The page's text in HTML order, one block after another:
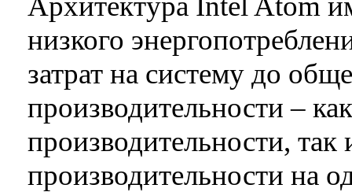
низкого
затрат на систему до
производительности –
производительности,
производительности на